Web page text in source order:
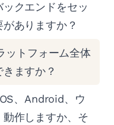
クエンドをセッ
ありますか？
ットフォーム全体
ますか？
、Android、ウ
動作しますか、そ